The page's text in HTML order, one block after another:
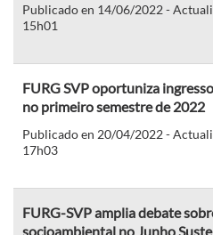
Publicado en 14/06/2022 -
15h01
FURG SVP oportuniza
no primeiro semestre de 2022
Publicado en 20/04/2022 -
17h03
FURG-SVP amplia debate
socioambiental no Junho